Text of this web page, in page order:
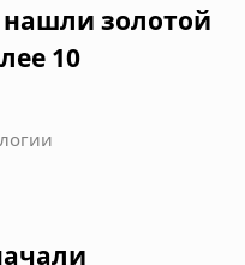
нашли золотой
10